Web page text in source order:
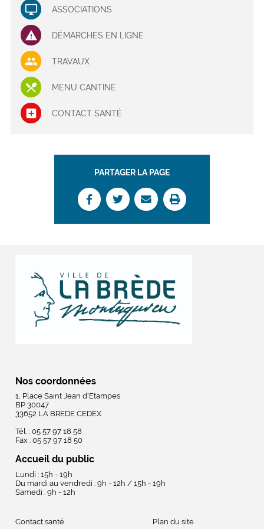
ASSOCIATIONS
DÉMARCHES EN LIGNE
TRAVAUX
MENU CANTINE
CONTACT SANTÉ
PARTAGER LA PAGE
Nos coordonnées
1, Place Saint Jean d'Etampes
BP 30047
33652 LA BREDE CEDEX
Tél. : 05 57 97 18 58
Fax : 05 57 97 18 50
Accueil du public
Lundi : 15h - 19h
Du mardi au vendredi : 9h - 12h / 15h - 19h
Samedi : 9h - 12h
Contact santé Plan du site